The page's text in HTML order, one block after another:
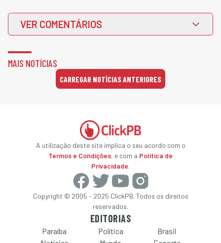
VER COMENTÁRIOS
MAIS NOTÍCIAS
CARREGAR NOTÍCIAS ANTERIORES
A utilização deste site implica o seu acordo com o
Termos e Condições, e com a Política de
Privacidade.
Copyright © 2005 - 2025 ClickPB. Todos os direitos
reservados.
EDITORIAS
Paraíba Política
Brasil